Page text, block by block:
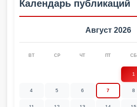
Календарь публикаций
Август 2026
ВТ СР ЧТ ПТ СБ
1
4 5 6 7 8